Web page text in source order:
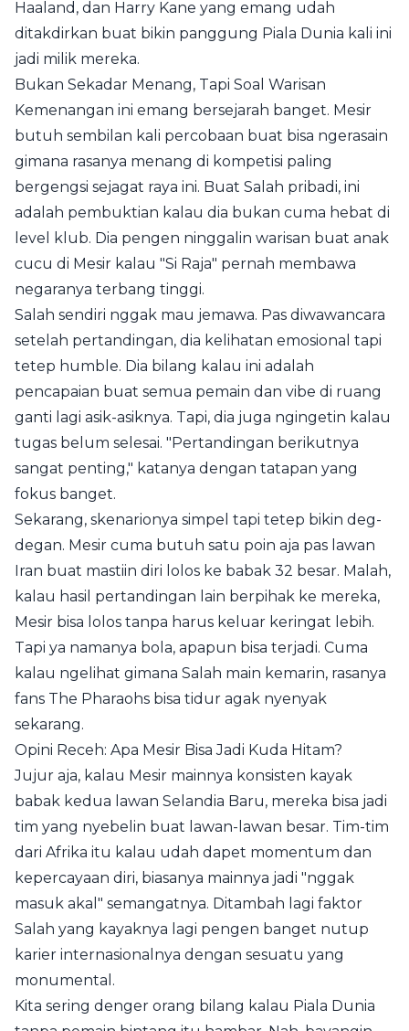
Haaland, dan Harry Kane yang emang udah
ditakdirkan buat bikin panggung Piala Dunia kali ini
jadi milik mereka.
Bukan Sekadar Menang, Tapi Soal Warisan
Kemenangan ini emang bersejarah banget. Mesir
butuh sembilan kali percobaan buat bisa ngerasain
gimana rasanya menang di kompetisi paling
bergengsi sejagat raya ini. Buat Salah pribadi, ini
adalah pembuktian kalau dia bukan cuma hebat di
level klub. Dia pengen ninggalin warisan buat anak
cucu di Mesir kalau "Si Raja" pernah membawa
negaranya terbang tinggi.
Salah sendiri nggak mau jemawa. Pas diwawancara
setelah pertandingan, dia kelihatan emosional tapi
tetep humble. Dia bilang kalau ini adalah
pencapaian buat semua pemain dan vibe di ruang
ganti lagi asik-asiknya. Tapi, dia juga ngingetin kalau
tugas belum selesai. "Pertandingan berikutnya
sangat penting," katanya dengan tatapan yang
fokus banget.
Sekarang, skenarionya simpel tapi tetep bikin deg-
degan. Mesir cuma butuh satu poin aja pas lawan
Iran buat mastiin diri lolos ke babak 32 besar. Malah,
kalau hasil pertandingan lain berpihak ke mereka,
Mesir bisa lolos tanpa harus keluar keringat lebih.
Tapi ya namanya bola, apapun bisa terjadi. Cuma
kalau ngelihat gimana Salah main kemarin, rasanya
fans The Pharaohs bisa tidur agak nyenyak
sekarang.
Opini Receh: Apa Mesir Bisa Jadi Kuda Hitam?
Jujur aja, kalau Mesir mainnya konsisten kayak
babak kedua lawan Selandia Baru, mereka bisa jadi
tim yang nyebelin buat lawan-lawan besar. Tim-tim
dari Afrika itu kalau udah dapet momentum dan
kepercayaan diri, biasanya mainnya jadi "nggak
masuk akal" semangatnya. Ditambah lagi faktor
Salah yang kayaknya lagi pengen banget nutup
karier internasionalnya dengan sesuatu yang
monumental.
Kita sering denger orang bilang kalau Piala Dunia